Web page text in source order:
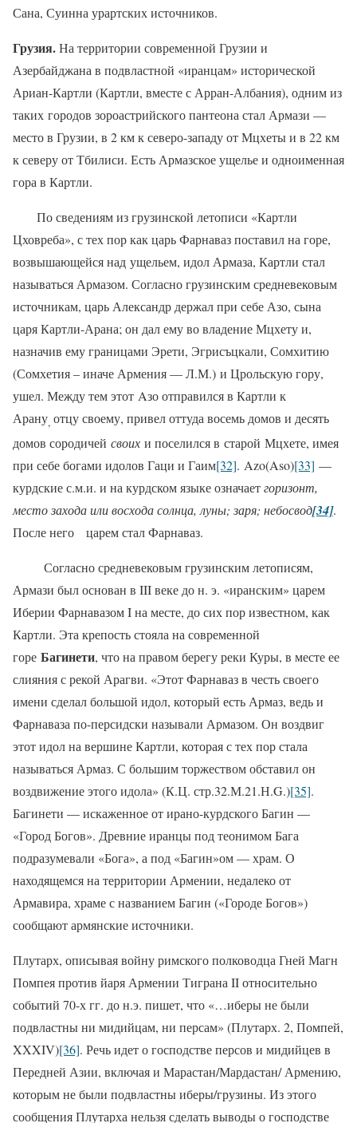
Сана, Суинна урартских источников.
Грузия.На территории современной Грузии и
Азербайджана в подвластной «иранцам» исторической
Ариан-Картли (Картли, вместе с Арран-Албания), одним из
таких городов зороастрийского пантеона стал Армази —
место в Грузии, в 2 км к северо-западу от Мцхеты и в 22 км
к северу от Тбилиси. Есть Армазское ущелье и одноименная
гора в Картли.
По сведениям из грузинской летописи «Картли
Цховреба», с тех пор как царь Фарнаваз поставил на горе,
возвышающейся над ущельем, идол Армаза, Картли стал
называться Армазом. Согласно грузинским средневековым
источникам, царь Александр держал при себе Азо, сына
царя Картли-Арана; он дал ему во владение Мцхету и,
назначив ему границами Эрети, Эгрисъцкали, Сомхитию
(Сомхетия – иначе Армения — Л.М.) и Црольскую гору,
ушел. Между тем этот Aзо отправился в Картли к
Арану, отцу своему, привел оттуда восемь домов и десять
домов сородичей своих и поселился в старой Мцхете, имея
при себе богами идолов Гаци и Гаим[32]. Azo(Aso)[33] —
курдские с.м.и. и на курдском языке означаетгоризонт,
место захода или восхода солнца, луны; заря; небосвод[34].
После него царем стал Фарнаваз.
Согласно средневековым грузинским летописям,
Армази был основан в III веке до н. э. «иранским» царем
Иберии Фарнавазом I на месте, до сих пор известном, как
Картли. Эта крепость стояла на современной
горе Багинети, что на правом берегу реки Куры, в месте ее
слияния с рекой Арагви. «Этот Фарнаваз в честь своего
имени сделал боль­шой идол, который есть Армаз, ведь и
Фарнаваза по-персидски называли Армазом. Он воздвиг
этот идол на вершине Картли, ко­торая с тех пор стала
называться Армаз. С большим торжеством обставил он
воздвижение этого идола» (К.Ц. стр.32.М.21.Н.G.)[35].
Багинети — искаженное от ирано-курдского Багин —
«Город Богов». Древние иранцы под теонимом Бага
подразумевали «Бога», а под «Багин»ом — храм. О
находящемся на территории Армении, недалеко от
Армавира, храме с названием Багин («Городе Богов»)
сообщают армянские источники.
Плутарх, описывая войну римского полководца Гней Магн
Помпея против йаря Армении Тиграна II относительно
событий 70-х гг. до н.э. пишет, что «…иберы не были
подвластны ни мидийцам, ни персам» (Плутарх. 2, Помпей,
XXXIV)[36]. Речь идет о господстве персов и мидийцев в
Передней Азии, включая и Марастан/Мардастан/ Армению,
которым не были подвластны иберы/грузины. Из этого
сообщения Плутарха нельзя сделать выводы о господстве